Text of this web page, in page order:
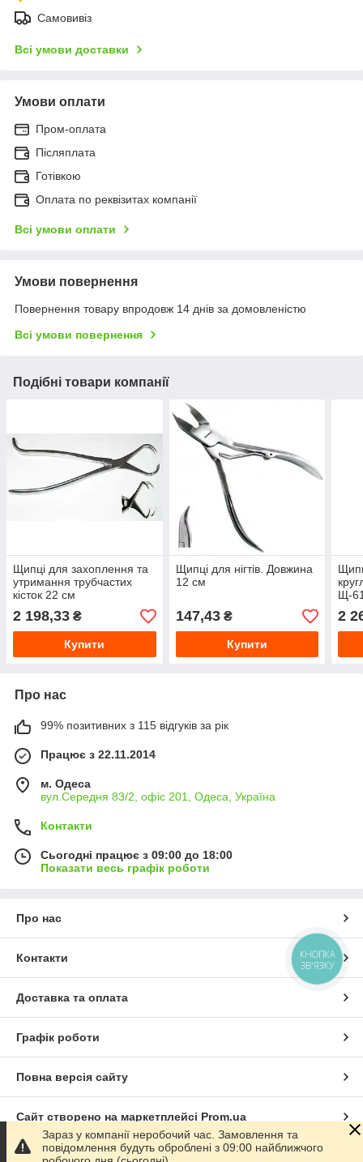
Самовивіз
Всі умови доставки
Умови оплати
Пром-оплата
Післяплата
Готівкою
Оплата по реквізитах компанії
Всі умови оплати
Умови повернення
Повернення товару впродовж 14 днів за домовленістю
Всі умови повернення
Подібні товари компанії
Щипці для захоплення та
утримання трубчастих
кісток 22 см
2 198,33 ₴
Купити
Щипці для нігтів. Довжина
12 см
147,43₴
Купити
Щ-
2
Про нас
99% позитивних з 115 відгуків за рік
Працює з 22.11.2014
м. Одеса
вул.Середня 83/2, офіс 201, Одеса, Україна
Контакти
Сьогодні працює з 09:00 до 18:00
Показати весь графік роботи
Про нас
Контакти
Доставка та оплата
Графік роботи
Повна версія сайту
Сайт створено на маркетплейсі Prom.ua
Політика конфіденційності
Зараз у компанії неробочий час. Замовлення та
повідомлення будуть оброблені з 09:00 найближчого
КНОПКА
ЗВ'ЯЗКУ